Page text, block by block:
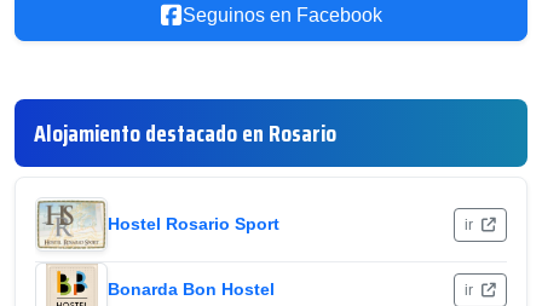
Seguinos en Facebook
Alojamiento destacado en Rosario
Hostel Rosario Sport ir
Bonarda Bon Hostel ir